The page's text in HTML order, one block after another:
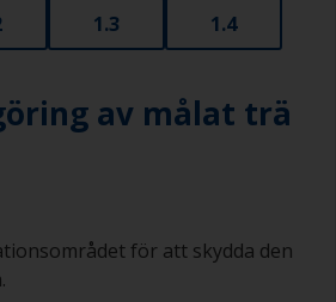
1.3 1.4
av målat trä
för att skydda den